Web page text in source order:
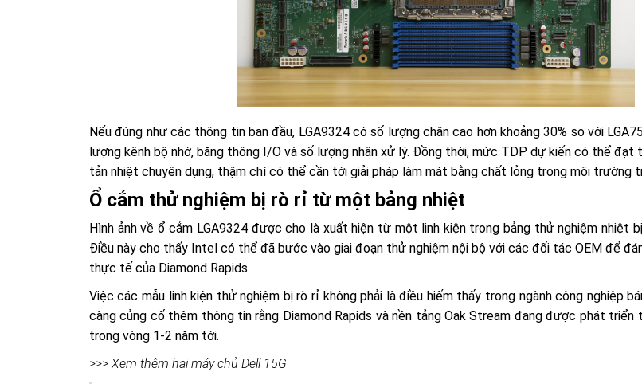
Nếu đúng như các thông tin ban đầu, LGA9324 có số lượng chân cao hơn khoảng 30% so với
lượng kênh bộ nhớ, băng thông I/O và số lượng nhân xử lý. Đồng thời, mức TDP dự kiến có thể đạt
tản nhiệt chuyên dụng, thậm chí có thể cần tới giải pháp làm mát bằng chất lỏng trong môi trường
Ổ cắm thử nghiệm bị rò rỉ từ một bảng nhiệt
Hình ảnh về ổ cắm LGA9324 được cho là xuất hiện từ một linh kiện trong bảng thử nghiệm nhiệt
Điều này cho thấy Intel có thể đã bước vào giai đoạn thử nghiệm nội bộ với các đối tác OEM để
thực tế của Diamond Rapids.
Việc các mẫu linh kiện thử nghiệm bị rò rỉ không phải là điều hiếm thấy trong ngành công nghiệp
càng củng cố thêm thông tin rằng Diamond Rapids và nền tảng Oak Stream đang được phát
trong vòng 1-2 năm tới.
>>> Xem thêm hai máy chủ Dell 15G